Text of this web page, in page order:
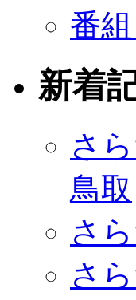
番
新着
さ
鳥取
さ
さ